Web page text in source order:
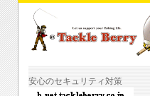
安心のセキュリティ対策